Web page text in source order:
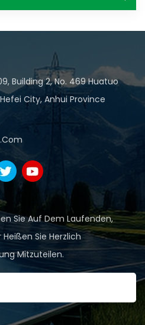
Building 2, No. 469 Huatuo
City, Anhui Province
Sie Auf Dem Laufenden,
Heißen Sie Herzlich
Mitzuteilen.